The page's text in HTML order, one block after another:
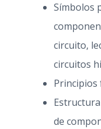
Símbolos
circuito,
circuitos
Principios
de